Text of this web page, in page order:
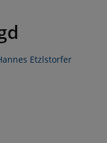
Etzlstorfer